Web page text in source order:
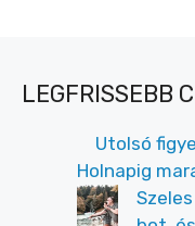
LEGFRISSEBB
Utolsó
Holnapig